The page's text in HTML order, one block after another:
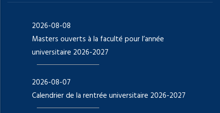
2026-08-08
Masters ouverts à la faculté pour l’année
universitaire 2026-2027
2026-08-07
Calendrier de la rentrée universitaire 2026-2027